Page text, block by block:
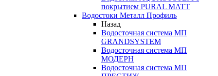
покрытием PURAL MATT
Водостоки Металл Профиль
Назад
Водосточная система МП
GRANDSYSTEM
Водосточная система МП
МОДЕРН
Водосточная система МП